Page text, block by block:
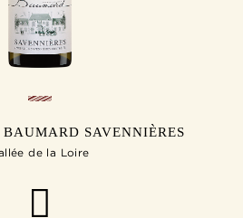
SAVENNIÈRES
de la Loire